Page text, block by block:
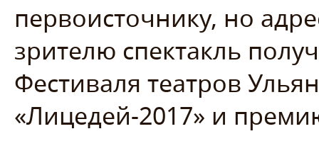
первоисточнику, но
зрителю спектакль
Фестиваля театров
«Лицедей-2017» и